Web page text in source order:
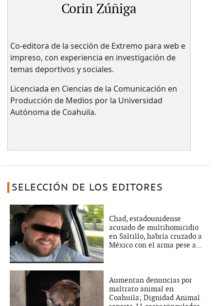
Corin Zúñiga
Co-editora de la sección de Extremo para web e
impreso, con experiencia en investigación de
temas deportivos y sociales.
Licenciada en Ciencias de la Comunicación en
Producción de Medios por la Universidad
Autónoma de Coahuila.
SELECCIÓN DE LOS EDITORES
Chad, estadounidense
acusado de multihomicidio
en Saltillo, habría cruzado a
México con el arma pese a...
Aumentan denuncias por
maltrato animal en
Coahuila; Dignidad Animal